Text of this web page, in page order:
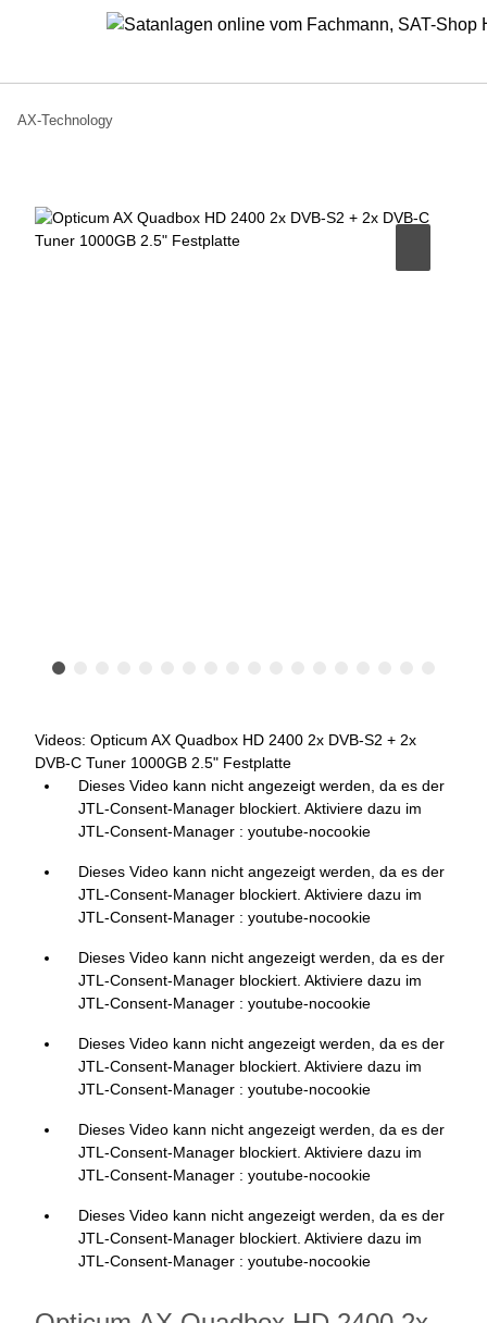
AX-Technology
Videos: Opticum AX Quadbox HD 2400 2x DVB-S2 + 2x
DVB-C Tuner 1000GB 2.5" Festplatte
Dieses Video kann nicht angezeigt werden, da es der
JTL-Consent-Manager blockiert. Aktiviere dazu im
JTL-Consent-Manager : youtube-nocookie
Dieses Video kann nicht angezeigt werden, da es der
JTL-Consent-Manager blockiert. Aktiviere dazu im
JTL-Consent-Manager : youtube-nocookie
Dieses Video kann nicht angezeigt werden, da es der
JTL-Consent-Manager blockiert. Aktiviere dazu im
JTL-Consent-Manager : youtube-nocookie
Dieses Video kann nicht angezeigt werden, da es der
JTL-Consent-Manager blockiert. Aktiviere dazu im
JTL-Consent-Manager : youtube-nocookie
Dieses Video kann nicht angezeigt werden, da es der
JTL-Consent-Manager blockiert. Aktiviere dazu im
JTL-Consent-Manager : youtube-nocookie
Dieses Video kann nicht angezeigt werden, da es der
JTL-Consent-Manager blockiert. Aktiviere dazu im
JTL-Consent-Manager : youtube-nocookie